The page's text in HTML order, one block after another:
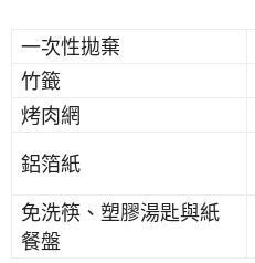
一次性拋棄
竹籤
烤肉網
鋁箔紙
免洗筷、塑膠湯匙與紙
餐盤